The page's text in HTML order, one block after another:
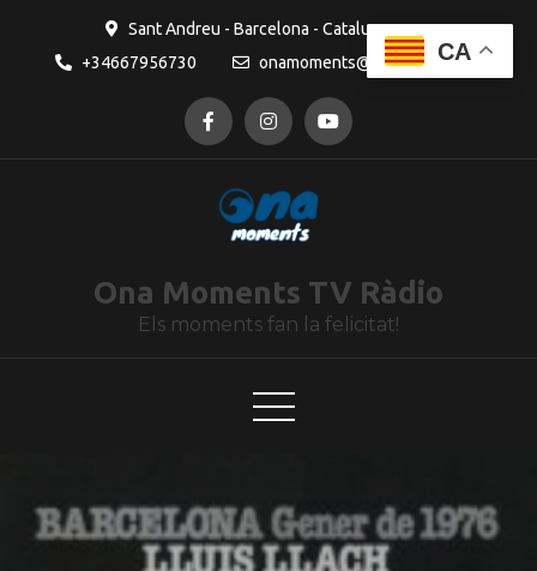
Sant Andreu - Barcelona - Catalunya
+34667956730
onamoments@gmail.com
Ona Moments TV Ràdio
Els moments fan la felicitat!
CA